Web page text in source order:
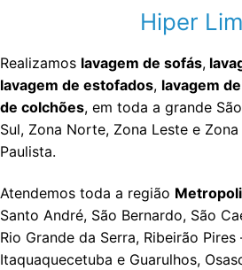
Hiper
Realizamos lavagem de sofás,
lavagem de estofados, lavagem
de colchões, em toda a grande
Sul, Zona Norte, Zona Leste e
Paulista.
Atendemos toda a região
Santo André, São Bernardo, São
Rio Grande da Serra, Ribeirão
Itaquaquecetuba e Guarulhos,